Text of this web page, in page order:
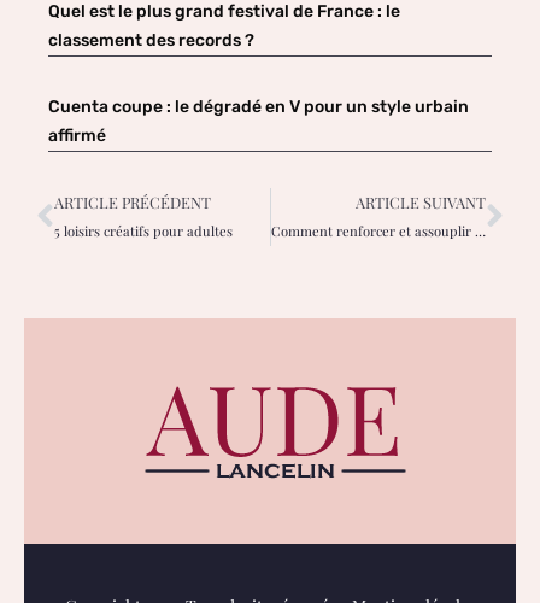
Quel est le plus grand festival de France : le
classement des records ?
Cuenta coupe : le dégradé en V pour un style urbain
affirmé
ARTICLE PRÉCÉDENT
5 loisirs créatifs pour adultes
ARTICLE SUIVANT
Comment renforcer et assouplir les muscles des pieds ?